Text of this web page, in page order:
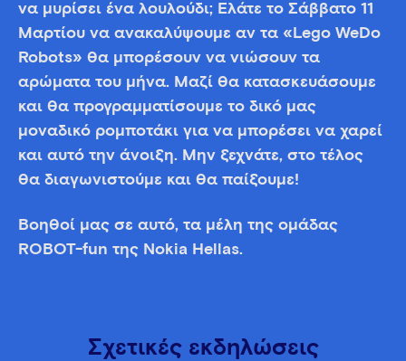
να μυρίσει ένα λουλούδι; Ελάτε το Σάββατο 11
Μαρτίου να ανακαλύψουμε αν τα «Lego WeDo
Robots» θα μπορέσουν να νιώσουν τα
αρώματα του μήνα. Μαζί θα κατασκευάσουμε
και θα προγραμματίσουμε το δικό μας
μοναδικό ρομποτάκι για να μπορέσει να χαρεί
και αυτό την άνοιξη. Μην ξεχνάτε, στο τέλος
θα διαγωνιστούμε και θα παίξουμε!
Βοηθοί μας σε αυτό, τα μέλη της ομάδας
ROBOT-fun της Nokia Hellas.
Σχετικές εκδηλώσεις